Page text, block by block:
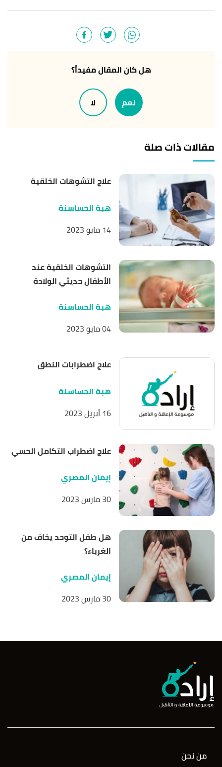
Understanding Sensory Issues in Children"
healthline
, Retrieved 28/3/2023. Edited.
processing disorder (SPD) is,that other
familydoctor, Retrieved 28/3/2023. Edited.
"SENSORY PROCESSING DISORDER (SPD): SIGNS,
Retrieved 28/3/2023. Edited.
أ
Retrieved 28/3/2023. Edited.
هل كان المقال مفيداً؟
نعم لا
مقالات ذات صلة
علاج التشوهات الخلقية
هبة الحساسنة
14 مايو 2023
التشوهات الخلقية عند
الأطفال حديثي الولادة
هبة الحساسنة
04 مايو 2023
علاج اضطرابات النطق
هبة الحساسنة
16 أبريل 2023
علاج اضطراب التكامل الحسي
إيمان المصري
30 مارس 2023
هل طفل التوحد يخاف من
الغرباء؟
إيمان المصري
30 مارس 2023
من نحن